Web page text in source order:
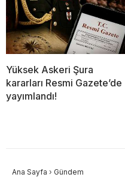
Yüksek Askeri Şura
kararları Resmi Gazete’de
yayımlandı!
Ana Sayfa › Gündem